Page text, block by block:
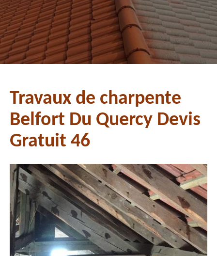
Travaux de charpente
Belfort Du Quercy Devis
Gratuit 46